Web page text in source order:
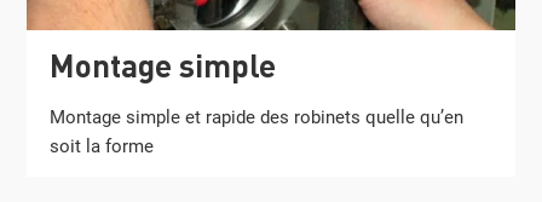
Montage simple
Montage simple et rapide des robinets quelle qu’en
soit la forme